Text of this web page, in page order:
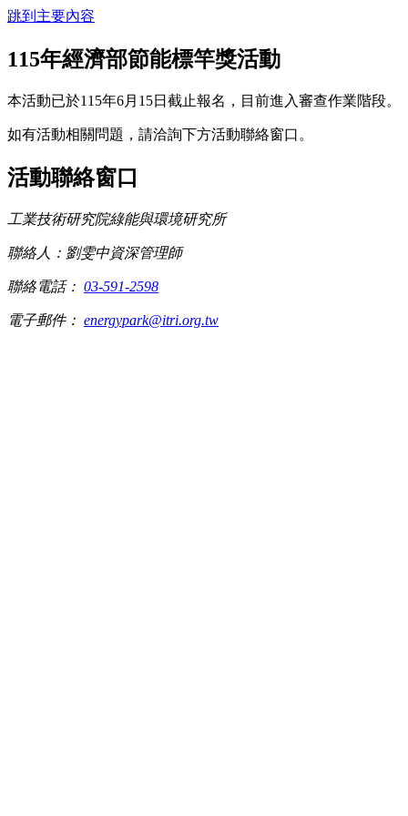
跳到主要內容
115年經濟部節能標竿獎活動
本活動已於115年6月15日截止報名，目前進入審查作業階段。
如有活動相關問題，請洽詢下方活動聯絡窗口。
活動聯絡窗口
工業技術研究院綠能與環境研究所
聯絡人：劉雯中資深管理師
聯絡電話： 03-591-2598
電子郵件： energypark@itri.org.tw